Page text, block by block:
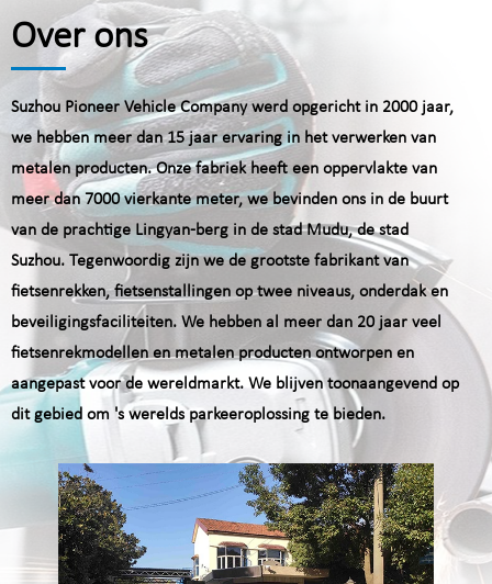
Over ons
Suzhou Pioneer Vehicle Company werd opgericht in 2000 jaar,
we hebben meer dan 15 jaar ervaring in het verwerken van
metalen producten. Onze fabriek heeft een oppervlakte van
meer dan 7000 vierkante meter, we bevinden ons in de buurt
van de prachtige Lingyan-berg in de stad Mudu, de stad
Suzhou. Tegenwoordig zijn we de grootste fabrikant van
fietsenrekken, fietsenstallingen op twee niveaus, onderdak en
beveiligingsfaciliteiten. We hebben al meer dan 20 jaar veel
fietsenrekmodellen en metalen producten ontworpen en
aangepast voor de wereldmarkt. We blijven toonaangevend op
dit gebied om 's werelds parkeeroplossing te bieden.